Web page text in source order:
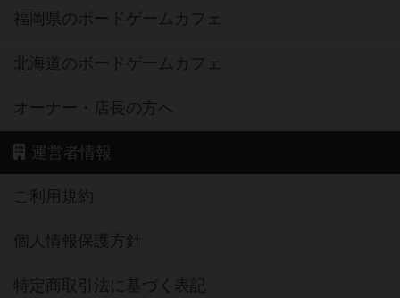
福岡県のボードゲームカフェ
北海道のボードゲームカフェ
オーナー・店長の方へ
運営者情報
ご利用規約
個人情報保護方針
特定商取引法に基づく表記